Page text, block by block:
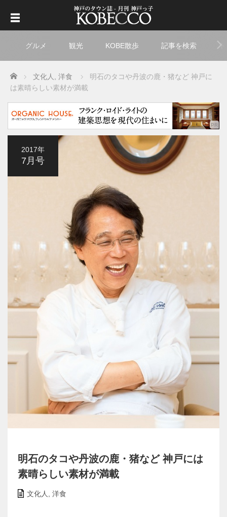
グルメ 観光 KOBE散歩 記事を検索
Home 文化人 洋食
明石のタコや丹波の鹿・猪など 神戸に
は素晴らしい素材が満載
2017年
7月号
明石のタコや丹波の鹿・猪など 神戸には
素晴らしい素材が満載
文化人 洋食